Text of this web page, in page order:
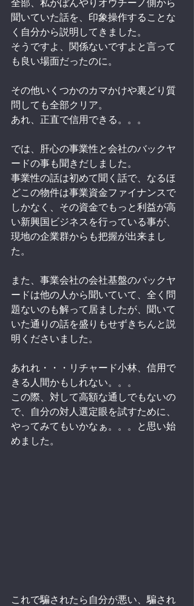
全部、私がぼんやりオウチーノ側から
聞いていた話を、印象操作することな
く自分から説明してきました。
そうですよ、関係ないですよと言って
も良い場面だったのに。
その他いくつかのカマかけや裏どり質
問しても全部クリア。
あれ、正直で信用できる。。。
では、肝心の事業性と会社のバックヤ
ードの事も聞きだしました。
事業性の話は初めて聞く話で、なるほ
どこの物件は事業資金ファイナンスで
しかなく、その資金でもっと利益が高
い新興国ビジネスを行っている事が、
現地の企業群からも把握が出来まし
た。
また、事業会社の会社基盤のバックヤ
ードは他の人から聞いていて、全く問
題ないのも解って居ましたが、聞いて
いた通りの話を盛りもせずきちんと説
明くださいました。
あれれ・・・リチャード小林、信用で
きる人間かもしれない。。。
この際、対して高額な通しでもないの
で、自分の対人選定眼を試すために、
やってみてもいかなぁ。。。と思い始
めました。
これで騙されたら自分が悪い、騙され